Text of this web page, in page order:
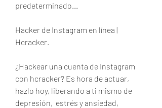
predeterminado...
Hacker de Instagram en línea |
Hcracker.
¿Hackear una cuenta de Instagram
con hcracker? Es hora de actuar,
hazlo hoy, liberando a ti mismo de
depresión,  estrés y ansiedad,